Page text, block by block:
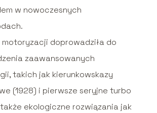
w nowoczesnych
motoryzacji doprowadziła do
zaawansowanych
takich jak kierunkowskazy
(1928) i pierwsze seryjne turbo
także ekologiczne rozwiązania jak